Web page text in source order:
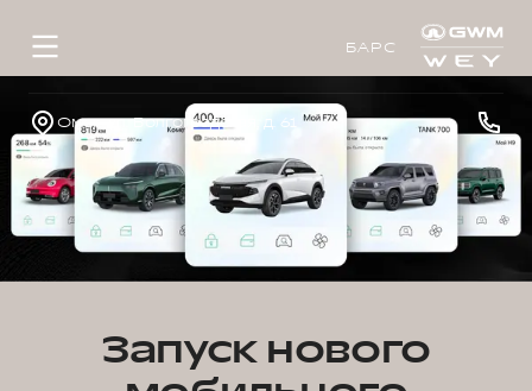
БАРС
Омск, ул. Волгоградская, д. 61
Запуск нового